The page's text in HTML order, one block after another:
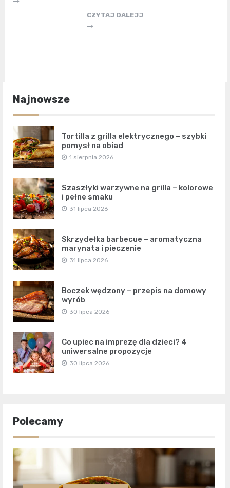
CZYTAJ DALEJJ
Najnowsze
Tortilla z grilla elektrycznego – szybki
pomysł na obiad
1 sierpnia 2026
Szaszłyki warzywne na grilla – kolorowe
i pełne smaku
31 lipca 2026
Skrzydełka barbecue – aromatyczna
marynata i pieczenie
31 lipca 2026
Boczek wędzony – przepis na domowy
wyrób
30 lipca 2026
Co upiec na imprezę dla dzieci? 4
uniwersalne propozycje
30 lipca 2026
Polecamy